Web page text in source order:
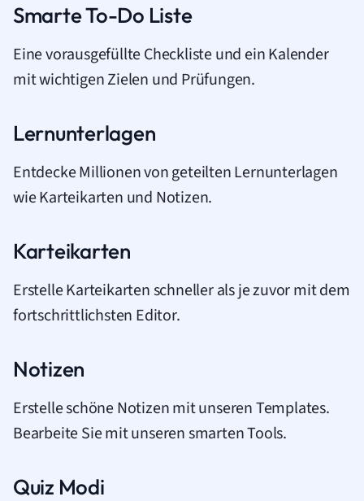
Smarte To-Do Liste
Eine vorausgefüllte Checkliste und ein Kalender
mit wichtigen Zielen und Prüfungen.
Lernunterlagen
Entdecke Millionen von geteilten Lernunterlagen
wie Karteikarten und Notizen.
Karteikarten
Erstelle Karteikarten schneller als je zuvor mit dem
fortschrittlichsten Editor.
Notizen
Erstelle schöne Notizen mit unseren Templates.
Bearbeite Sie mit unseren smarten Tools.
Quiz Modi